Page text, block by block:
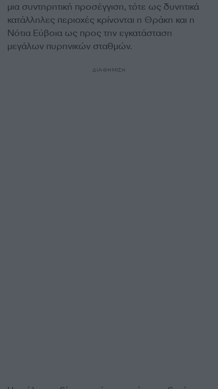
μια συντηρητική προσέγγιση, τότε ως δυνητικά
κατάλληλες περιοχές κρίνονται η Θράκη και η
Νότια Εύβοια ως προς την εγκατάσταση
μεγάλων πυρηνικών σταθμών.
ΔΙΑΦΗΜΙΣΗ